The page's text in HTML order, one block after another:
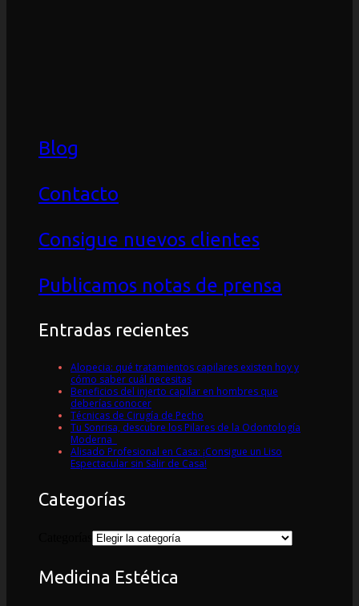
Blog
Contacto
Consigue nuevos clientes
Publicamos notas de prensa
Entradas recientes
Alopecia: qué tratamientos capilares existen hoy y
cómo saber cuál necesitas
Beneficios del injerto capilar en hombres que
deberías conocer
Técnicas de Cirugía de Pecho
Tu Sonrisa, descubre los Pilares de la Odontología
Moderna
Alisado Profesional en Casa: ¡Consigue un Liso
Espectacular sin Salir de Casa!
Categorías
Medicina Estética